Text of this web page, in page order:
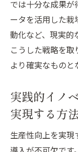
ション
農業イ
業の課題
生産性
イノベ
法を解説
スマー
事例
では十分な成果
ータを活用した
動化など、現実的
こうした戦略を
より確実なものと
実践的イノ
実現する方
生産性向上を実